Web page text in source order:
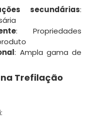
secundárias:
: Propriedades
: Ampla gama de
Trefilação